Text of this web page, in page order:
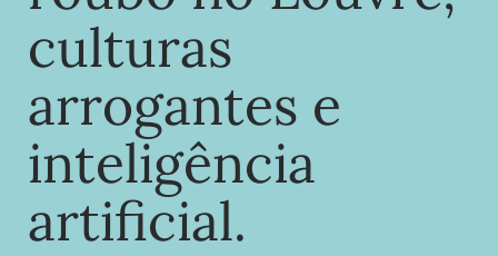
culturas
arrogantes e
inteligência
artificial.